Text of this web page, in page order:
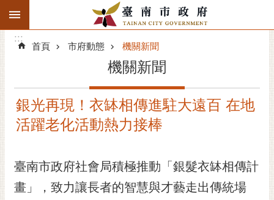
跳到主要內容區塊
搜
階
精彩府城
市府團隊
主題服務
:::
:::
首頁 市府動態 機關新聞
機關新聞
銀光再現！衣缽相傳進駐大遠百 在地
活躍老化活動熱力接棒
臺南市政府社會局積極推動「銀髮衣缽相傳計
畫」，致力讓長者的智慧與才藝走出傳統場